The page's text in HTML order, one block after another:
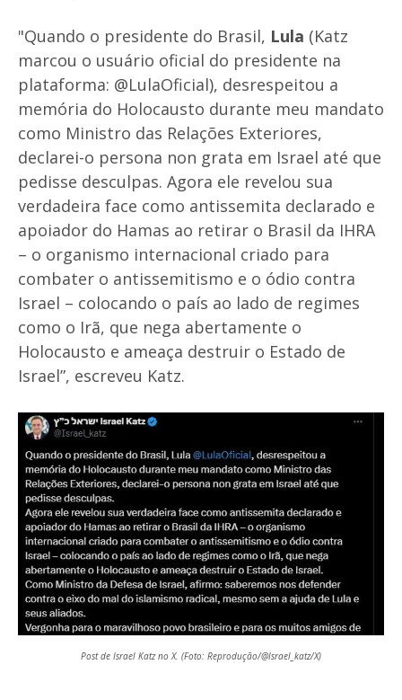
"Quando o presidente do Brasil, Lula (Katz
marcou o usuário oficial do presidente na
plataforma: @LulaOficial), desrespeitou a
memória do Holocausto durante meu mandato
como Ministro das Relações Exteriores,
declarei-o persona non grata em Israel até que
pedisse desculpas. Agora ele revelou sua
verdadeira face como antissemita declarado e
apoiador do Hamas ao retirar o Brasil da IHRA
– o organismo internacional criado para
combater o antissemitismo e o ódio contra
Israel – colocando o país ao lado de regimes
como o Irã, que nega abertamente o
Holocausto e ameaça destruir o Estado de
Israel”, escreveu Katz.
Post de Israel Katz no X. (Foto: Reprodução/@Israel_katz/X)